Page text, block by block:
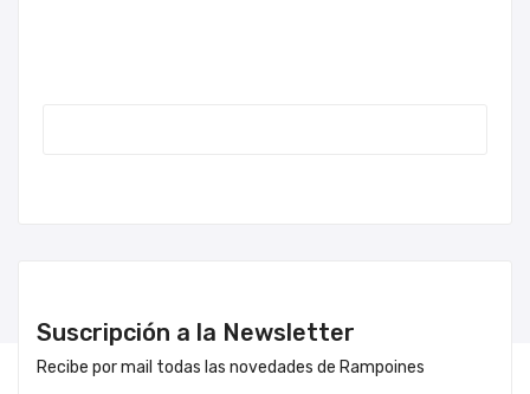
Suscripción a la Newsletter
Recibe por mail todas las novedades de Rampoines